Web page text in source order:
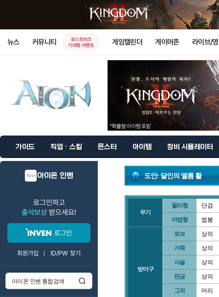
뉴스 커뮤니티
로스트아크
기대평 이벤트
게임캘린더 게이머존 라이브/
가이드 직업 · 스킬 몬스터 아이템 장비 시뮬레이터
아이온 인벤
로그인하고
출석보상 받으세요!
로그인
회원가입 ID/PW 찾기
도안: 달인의 엘름 활
무기
물리형 단검
마법형 법봉
방어구
로브 상의
가죽 상의
사슬 상의
판금 상의
그외 머리